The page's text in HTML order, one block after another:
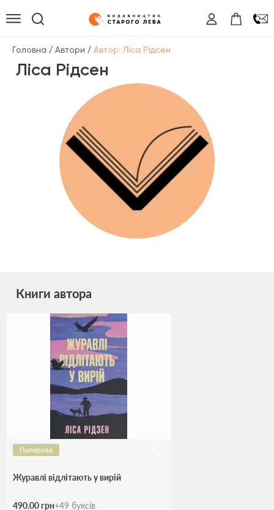
Головна / Автори / Автор: Ліса Рідсен
Ліса Рідсен
Книги автора
Паперова
Журавлі відлітають у вирій
490.00 грн+49 буксів